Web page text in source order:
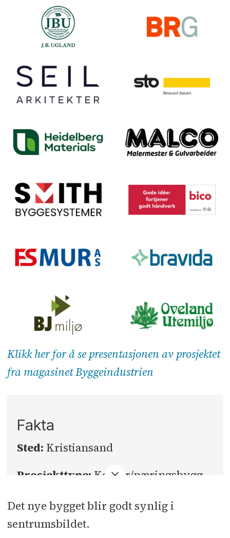
Klikk her for å se presentasjonen av prosjektet
fra magasinet Byggeindustrien
Fakta
Sted: Kristiansand
Prosjekttype: Kontor/næringsbygg
Størrelse:26.500 kvadratmeter
(brutto)
Det nye bygget blir godt synlig i
sentrumsbildet.